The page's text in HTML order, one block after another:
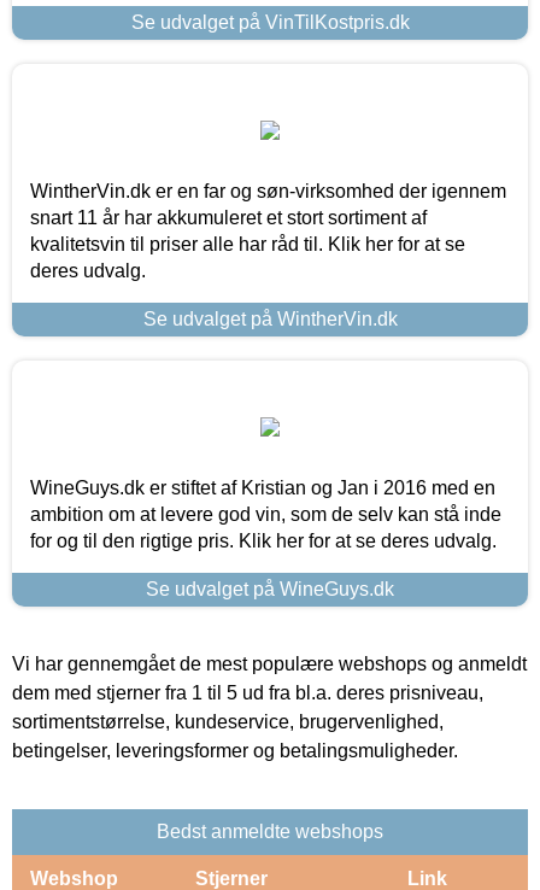
Se udvalget på VinTilKostpris.dk
WintherVin.dk er en far og søn-virksomhed der igennem
snart 11 år har akkumuleret et stort sortiment af
kvalitetsvin til priser alle har råd til. Klik her for at se
deres udvalg.
Se udvalget på WintherVin.dk
WineGuys.dk er stiftet af Kristian og Jan i 2016 med en
ambition om at levere god vin, som de selv kan stå inde
for og til den rigtige pris. Klik her for at se deres udvalg.
Se udvalget på WineGuys.dk
Vi har gennemgået de mest populære webshops og anmeldt
dem med stjerner fra 1 til 5 ud fra bl.a. deres prisniveau,
sortimentstørrelse, kundeservice, brugervenlighed,
betingelser, leveringsformer og betalingsmuligheder.
Bedst anmeldte webshops
Webshop Stjerner Link